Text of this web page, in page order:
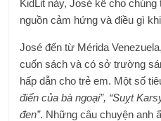
KidLit này, José kể cho chúng
nguồn cảm hứng và điều gì
José đến từ Mérida
cuốn sách và có sở trường
hấp dẫn cho trẻ em. Một số
điển của bà ngoại”, “Suỵt
đen”. Những câu chuyện anh